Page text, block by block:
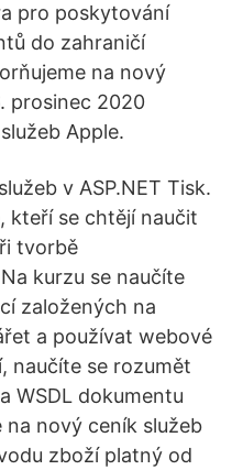
pro poskytování
do zahraničí
na nový
prosinec 2020
Apple.
v ASP.NET Tisk.
kteří se chtějí naučit
tvorbě
kurzu se naučíte
založených na
a používat webové
naučíte se rozumět
WSDL dokumentu
na nový ceník služeb
zboží platný od